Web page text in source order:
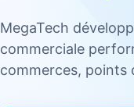
MegaTech
commerciale
commerces, points